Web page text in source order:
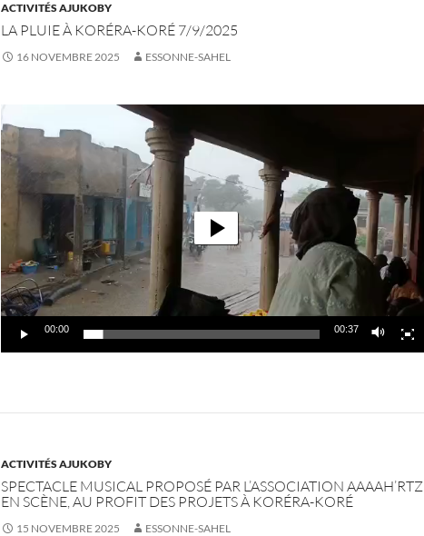
ACTIVITÉS AJUKOBY
LA PLUIE À KORÉRA-KORÉ 7/9/2025
16 NOVEMBRE 2025 ESSONNE-SAHEL
vidéo
00:00 00:37
ACTIVITÉS AJUKOBY
SPECTACLE MUSICAL PROPOSÉ PAR L’ASSOCIATION AAAAH’RTZ
EN SCÈNE, AU PROFIT DES PROJETS À KORÉRA-KORÉ
15 NOVEMBRE 2025 ESSONNE-SAHEL